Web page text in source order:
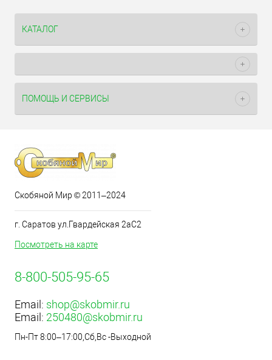
КАТАЛОГ
ПОМОЩЬ И СЕРВИСЫ
Скобяной Мир © 2011–2024
г. Саратов ул.Гвардейская 2аС2
Посмотреть на карте
8-800-505-95-65
Email: shop@skobmir.ru
Email: 250480@skobmir.ru
Пн-Пт 8:00–17:00,Сб,Вс -Выходной